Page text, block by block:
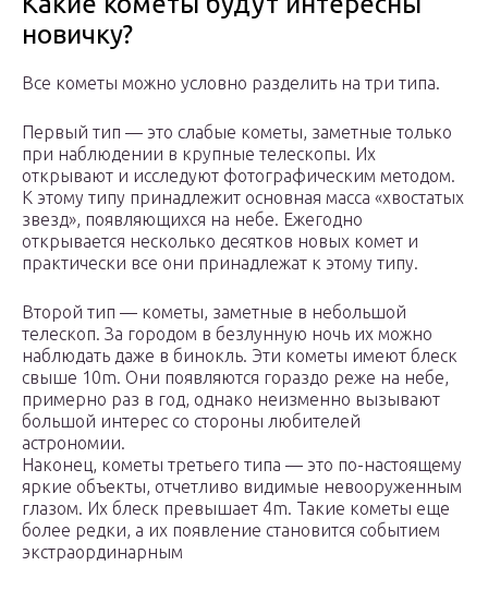
новичку?
Все кометы можно условно разделить на три типа.
Первый тип — это слабые кометы, заметные только
при наблюдении в крупные телескопы. Их
открывают и исследуют фотографическим методом.
К этому типу принадлежит основная масса «хвостатых
звезд», появляющихся на небе. Ежегодно
открывается несколько десятков новых комет и
практически все они принадлежат к этому типу.
Второй тип — кометы, заметные в небольшой
телескоп. За городом в безлунную ночь их можно
наблюдать даже в бинокль. Эти кометы имеют блеск
свыше 10m. Они появляются гораздо реже на небе,
примерно раз в год, однако неизменно вызывают
большой интерес со стороны любителей
астрономии.
Наконец, кометы третьего типа — это по-настоящему
яркие объекты, отчетливо видимые невооруженным
глазом. Их блеск превышает 4m. Такие кометы еще
более редки, а их появление становится событием
экстраординарным